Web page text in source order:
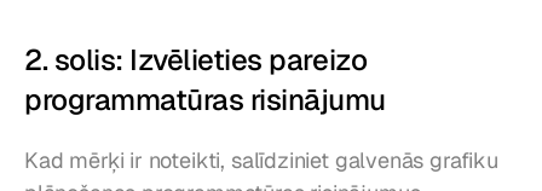
2. solis: Izvēlieties pareizo
programmatūras risinājumu
Kad mērķi ir noteikti, salīdziniet galvenās grafiku